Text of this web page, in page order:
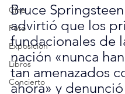
Cine
Foto
Exposición
Libros
Concierto
Bruce Springsteen
advirtió que los
fundacionales de
nación «nunca
tan amenazados
ahora» y